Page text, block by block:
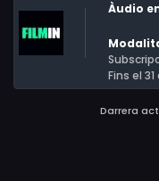
d'una forma musical
parteix de la
moderna.
Àudio
Fins el
Darrera